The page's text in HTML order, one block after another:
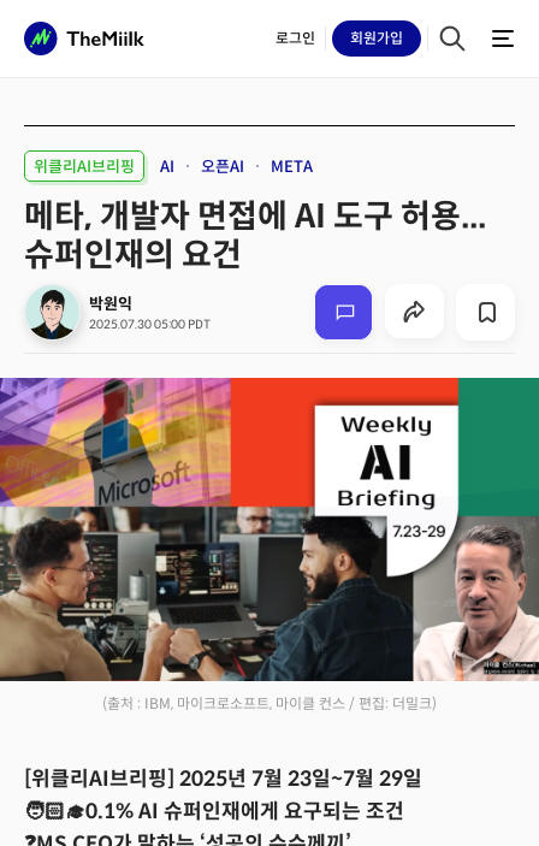
로그인 회원가입
위클리AI브리핑 AI 오픈AI META
메타, 개발자 면접에 AI 도구 허용...
슈퍼인재의 요건
박원익
2025.07.30 05:00 PDT
(출처 : IBM, 마이크로소프트, 마이클 컨스 / 편집: 더밀크)
[위클리AI브리핑] 2025년 7월 23일~7월 29일
🧑🏻‍🎓0.1% AI 슈퍼인재에게 요구되는 조건